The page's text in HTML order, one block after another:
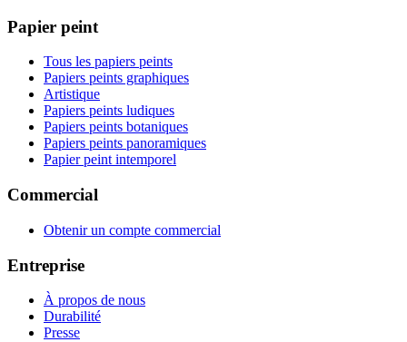
Papier peint
Tous les papiers peints
Papiers peints graphiques
Artistique
Papiers peints ludiques
Papiers peints botaniques
Papiers peints panoramiques
Papier peint intemporel
Commercial
Obtenir un compte commercial
Entreprise
À propos de nous
Durabilité
Presse